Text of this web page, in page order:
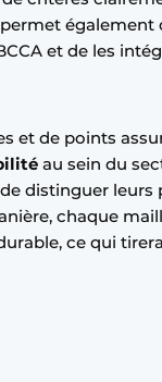
également
et de les
et de points
au sein du
distinguer leurs
chaque
ce qui